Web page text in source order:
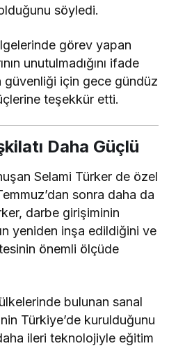
söyledi.
görev yapan
unutulmadığını ifade
güvenliği için gece gündüz
teşekkür etti.
Daha Güçlü
Selami Türker de özel
sonra daha da
darbe girişiminin
yeniden inşa edildiğini ve
önemli ölçüde
bulunan sanal
Türkiye’de kurulduğunu
ileri teknolojiyle eğitim